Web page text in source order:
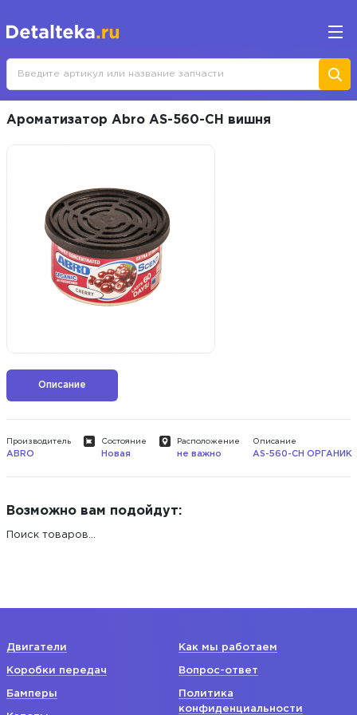
Ароматизатор Abro AS-560-CH вишня
Описание
Производитель
ABRO
Состояние
Новая
Расположение
не важно
Описание
AS-560-CH ОРГАНИК
Возможно вам подойдут:
Поиск товаров...
Двигатели
Коробки передач
Бамперы
Как мы работаем
Вопрос-ответ
Политика
конфиденциальности